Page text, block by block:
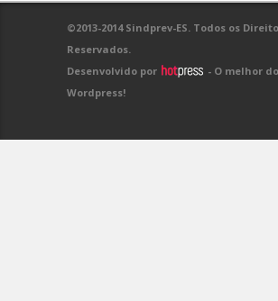
©2013-2014 Sindprev-ES. Todos os
Reservados.
Desenvolvido por
- O melhor do
Wordpress!